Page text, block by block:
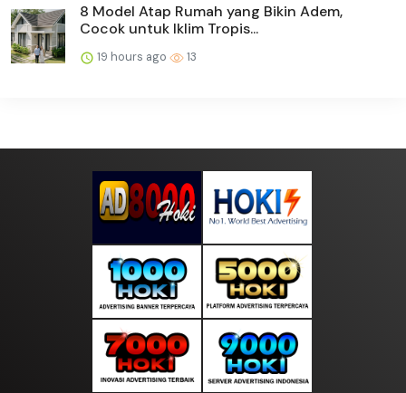
8 Model Atap Rumah yang Bikin Adem,
Cocok untuk Iklim Tropis...
19 hours ago 13